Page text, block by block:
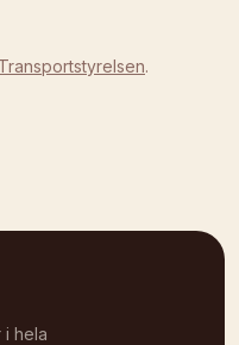
Transportstyrelsen.
hela